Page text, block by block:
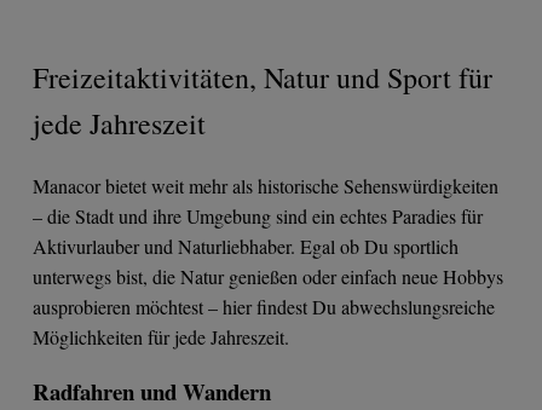
Freizeitaktivitäten, Natur und Sport für
jede Jahreszeit
Manacor bietet weit mehr als historische Sehenswürdigkeiten
– die Stadt und ihre Umgebung sind ein echtes Paradies für
Aktivurlauber und Naturliebhaber. Egal ob Du sportlich
unterwegs bist, die Natur genießen oder einfach neue Hobbys
ausprobieren möchtest – hier findest Du abwechslungsreiche
Möglichkeiten für jede Jahreszeit.
Radfahren und Wandern